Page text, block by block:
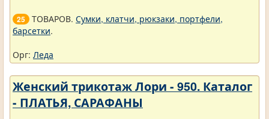
25 ТОВАРОВ. Сумки, клатчи, рюкзаки, портфели,
барсетки.
Орг: Леда
Женский трикотаж Лори - 950. Каталог
- ПЛАТЬЯ, САРАФАНЫ